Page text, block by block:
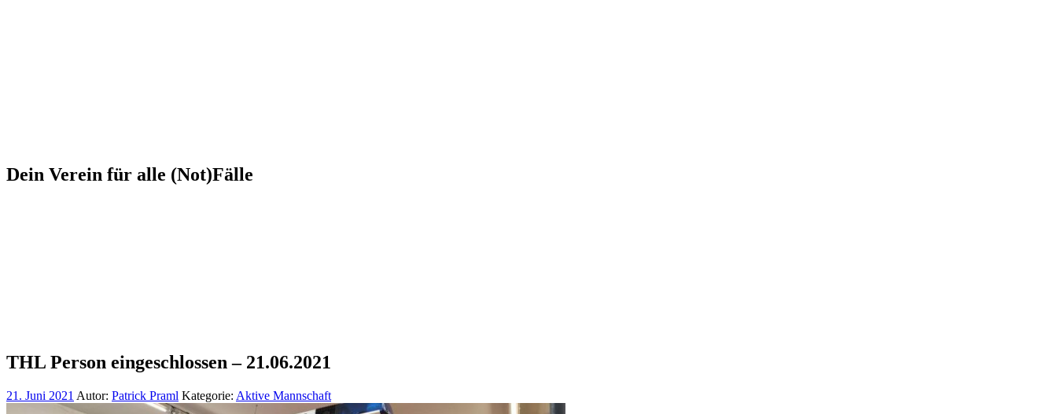
Dein Verein für alle (Not)Fälle
THL Person eingeschlossen – 21.06.2021
21. Juni 2021 Autor: Patrick Praml Kategorie: Aktive Mannschaft